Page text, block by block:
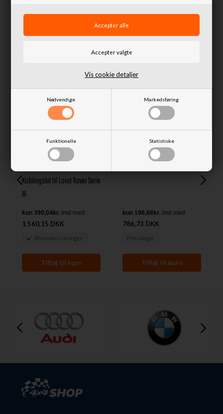
Nødvendige Markedsføring
Funktionelle Statistiske
Vis cookie detaljer
Lignende produkter
Koblingskit til Land Rover Serie
III
1.560,15 DKK
Afsendes i morgen
Koblingsnav 9 1/2 INCH
CLUTCH - Land Rover S2/S3
786,73 DKK
Fjernlager